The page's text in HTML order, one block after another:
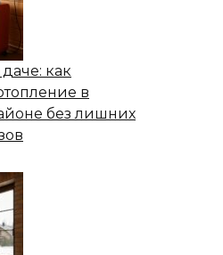
как
в
без лишних